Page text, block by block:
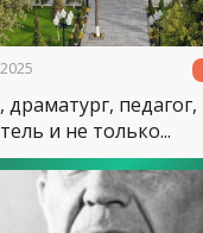
драматург, педагог,
и не только...